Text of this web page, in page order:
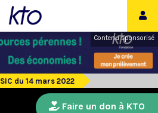
Contenu sponsorisé
SIC du 14 mars 2022
Faire un don à KTO